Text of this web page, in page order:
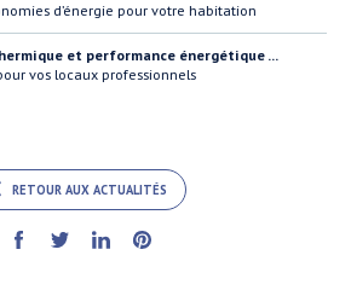
d’énergie pour votre habitation
et performance énergétique ...
vos locaux professionnels
RETOUR AUX ACTUALITÉS